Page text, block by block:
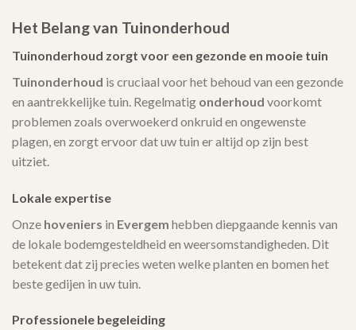
Het Belang van Tuinonderhoud
Tuinonderhoud zorgt voor een gezonde en mooie tuin
Tuinonderhoud is cruciaal voor het behoud van een gezonde
en aantrekkelijke tuin. Regelmatig onderhoud voorkomt
problemen zoals overwoekerd onkruid en ongewenste
plagen, en zorgt ervoor dat uw tuin er altijd op zijn best
uitziet.
Lokale expertise
Onze hoveniers in Evergem hebben diepgaande kennis van
de lokale bodemgesteldheid en weersomstandigheden. Dit
betekent dat zij precies weten welke planten en bomen het
beste gedijen in uw tuin.
Professionele begeleiding